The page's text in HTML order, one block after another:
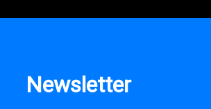
Newsletter